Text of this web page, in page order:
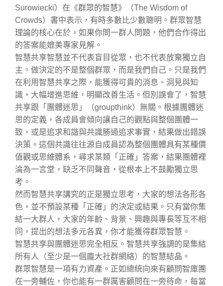
Surowiecki）在《群眾的智慧》（The Wisdom of
Crowds）書中表示，有時多數比少數聰明。群眾智慧
理論的核心在於，如果你問一群人問題，他們合作得出
的答案能媲美專家見解。
智慧共享智慧並不代表盲目從眾，也不代表放棄獨立自
主。做決定的不是整個群眾，而是我們自己。只是我們
在利用智慧共享之際，能獲得可貴的消息、洞見與知
識，大幅增進思維，明顯改善生活。但別誤會了，智慧
共享跟「團體迷思」（groupthink）無關。根據團體迷
思的定義，各成員會傾向讓自己的觀點與整個團體一
致，或是追求和諧與共識勝過追求事實，結果做出錯誤
決策。這個共識往往源自成員認為整個團體具有某種價
值觀或思維體系，尋求某類「正確」答案，結果團體裡
淪為一言堂，缺乏不同聲音，從根本上不鼓勵獨立思
考。
然而智慧共享講究的正是獨立思考，大家的想法各形各
色，並不預設某種「正確」的決定或結果。只有當你集
結一大群人，大家的年齡、背景、興趣與專長等互不相
同，提出的想法多元各異，你才能獲得群眾智慧。
智慧共享與團體迷思完全相反。智慧共享強調的是集結
所有人（至少是一個龐大社群網絡）的智慧結晶。
群眾智慧是一項有力資產。正如總統向來有顧問智庫團
在一旁輔佐，你也能有一群厲害顧問在一旁待命，每當